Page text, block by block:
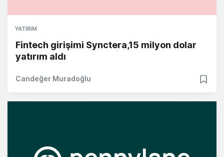
YATIRIM
Fintech girişimi Synctera,15 milyon dolar
yatırım aldı
Candeğer Muradoğlu